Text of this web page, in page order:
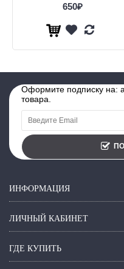
650₽
Оформите подписку на:
товара.
ИНФОРМАЦИЯ
ЛИЧНЫЙ КАБИНЕТ
ГДЕ КУПИТЬ